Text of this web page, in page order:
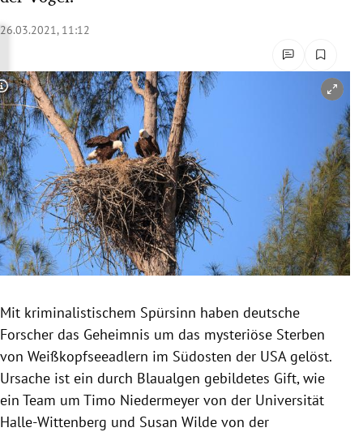
Untermenü
Untermenü
Untermenü
Untermenü
Untermenü
Untermenü
Untermenü
26.03.2021, 11:12
Copyright-Hinweis öffnen/schließen
Mit kriminalistischem Spürsinn haben deutsche
Forscher das Geheimnis um das mysteriöse Sterben
von Weißkopfseeadlern im Südosten der USA gelöst.
Ursache ist ein durch Blaualgen gebildetes Gift, wie
ein Team um Timo Niedermeyer von der Universität
Halle-Wittenberg und Susan Wilde von der